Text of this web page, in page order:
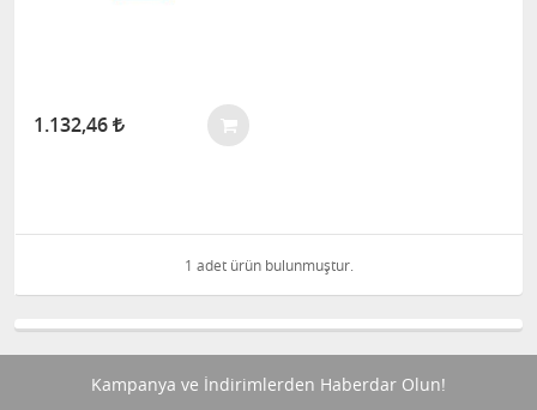
1.132,46
1 adet ürün bulunmuştur.
Kampanya ve İndirimlerden Haberdar Olun!